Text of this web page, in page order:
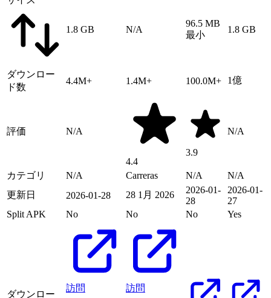
1.8 GB N/A
96.5 MB
最小
1.8 GB
ダウンロー
ド数
4.4M+ 1.4M+ 100.0M+ 1億
評価 N/A
4.4
3.9
N/A
カテゴリ N/A Carreras N/A
N/A
更新日
2026-01-28 28 1月 2026
2026-01-
28
2026-01-
27
Split APK
No No No Yes
ダウンロー
訪問 訪問